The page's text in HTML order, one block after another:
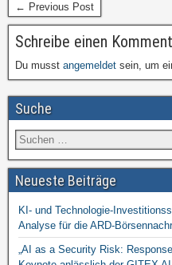
← Previous Post
Schreibe einen
Du musst angemeldet sein, um
Suche
Neueste Beiträge
KI- und Technologie-
Analyse für die ARD-
„AI as a Security Risk: